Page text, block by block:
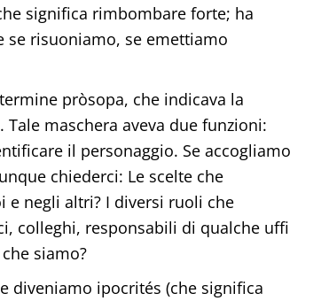
significa rimbombare forte; ha
se risuoniamo, se emettiamo
pròsopa, che indicava la
Tale maschera aveva due funzioni:
il personaggio. Se accogliamo
chiederci: Le scelte che
negli altri? I diversi ruoli che
colleghi, responsabili di qualche uffi
siamo?
diveniamo ipocrités (che significa